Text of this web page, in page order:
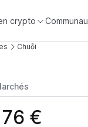
crypto
Chuỗi
€